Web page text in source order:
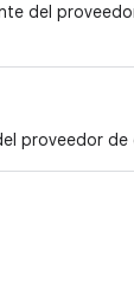
del
proveedor